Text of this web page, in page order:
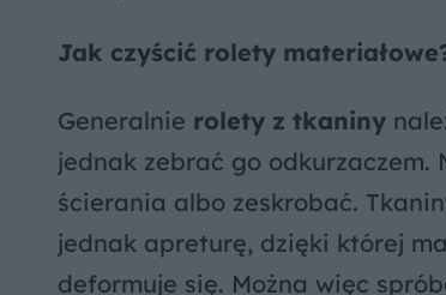
Jak czyścić rolety
Generalnie rolety z tkaniny
jednak zebrać go
ścierania albo zeskrobać.
jednak apreturę, dzięki której
deformuje się. Można więc